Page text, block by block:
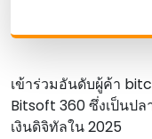
เข้าร่วมอันดับผู้ค้า
Bitsoft 360 ซึ่งเป็นป
เงินดิจิทัลใน 2025